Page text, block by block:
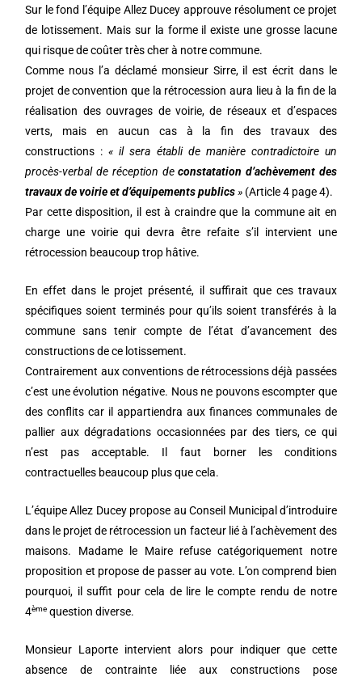
Sur le fond l’équipe Allez Ducey approuve résolument ce projet
de lotissement. Mais sur la forme il existe une grosse lacune
qui risque de coûter très cher à notre commune.
Comme nous l’a déclamé monsieur Sirre, il est écrit dans le
projet de convention que la rétrocession aura lieu à la fin de la
réalisation des ouvrages de voirie, de réseaux et d’espaces
verts, mais en aucun cas à la fin des travaux des
constructions :«il sera établi de manière contradictoire un
procès-verbal de réception deconstatation d’achèvement des
travaux de voirie et d’équipements publics» (Article 4 page 4).
Par cette disposition, il est à craindre que la commune ait en
charge une voirie qui devra être refaite s’il intervient une
rétrocession beaucoup trop hâtive.
En effet dans le projet présenté, il suffirait que ces travaux
spécifiques soient terminés pour qu’ils soient transférés à la
commune sans tenir compte de l’état d’avancement des
constructions de ce lotissement.
Contrairement aux conventions de rétrocessions déjà passées
c’est une évolution négative. Nous ne pouvons escompter que
des conflits car il appartiendra aux finances communales de
pallier aux dégradations occasionnées par des tiers, ce qui
n’est pas acceptable. Il faut borner les conditions
contractuelles beaucoup plus que cela.
L’équipe Allez Ducey propose au Conseil Municipal d’introduire
dans le projet de rétrocession un facteur lié à l’achèvement des
maisons. Madame le Maire refuse catégoriquement notre
proposition et propose de passer au vote. L’on comprend bien
pourquoi, il suffit pour cela de lire le compte rendu de notre
4ème question diverse.
Monsieur Laporte intervient alors pour indiquer que cette
absence de contrainte liée aux constructions pose